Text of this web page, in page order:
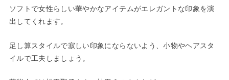
ソフトで女性らしい華やかなアイテムがエレガントな印象を演
出してくれます。
足し算スタイルで寂しい印象にならないよう、小物やヘアスタ
イルで工夫しましょう。